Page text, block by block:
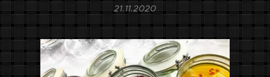
21.11.2020